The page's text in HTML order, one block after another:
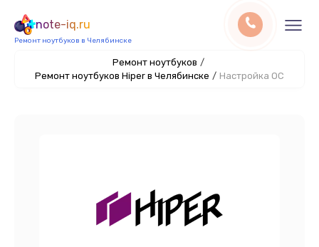
note-iq.ru
Ремонт ноутбуков в Челябинске
Ремонт ноутбуков /
Ремонт ноутбуков Hiper в Челябинске / Настройка ОС